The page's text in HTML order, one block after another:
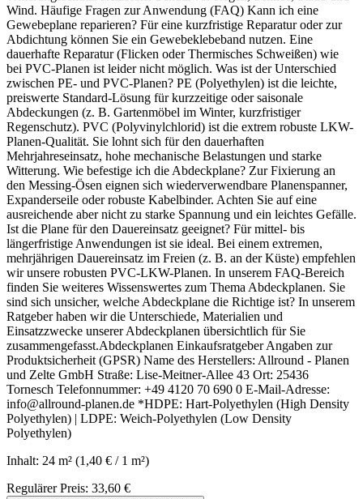
Wind. Häufige Fragen zur Anwendung (FAQ) Kann ich eine
Gewebeplane reparieren? Für eine kurzfristige Reparatur oder zur
Abdichtung können Sie ein Gewebeklebeband nutzen. Eine
dauerhafte Reparatur (Flicken oder Thermisches Schweißen) wie
bei PVC-Planen ist leider nicht möglich. Was ist der Unterschied
zwischen PE- und PVC-Planen? PE (Polyethylen) ist die leichte,
preiswerte Standard-Lösung für kurzzeitige oder saisonale
Abdeckungen (z. B. Gartenmöbel im Winter, kurzfristiger
Regenschutz). PVC (Polyvinylchlorid) ist die extrem robuste LKW-
Planen-Qualität. Sie lohnt sich für den dauerhaften
Mehrjahreseinsatz, hohe mechanische Belastungen und starke
Witterung. Wie befestige ich die Abdeckplane? Zur Fixierung an
den Messing-Ösen eignen sich wiederverwendbare Planenspanner,
Expanderseile oder robuste Kabelbinder. Achten Sie auf eine
ausreichende aber nicht zu starke Spannung und ein leichtes Gefälle.
Ist die Plane für den Dauereinsatz geeignet? Für mittel- bis
längerfristige Anwendungen ist sie ideal. Bei einem extremen,
mehrjährigen Dauereinsatz im Freien (z. B. an der Küste) empfehlen
wir unsere robusten PVC-LKW-Planen. In unserem FAQ-Bereich
finden Sie weiteres Wissenswertes zum Thema Abdeckplanen. Sie
sind sich unsicher, welche Abdeckplane die Richtige ist? In unserem
Ratgeber haben wir die Unterschiede, Materialien und
Einsatzzwecke unserer Abdeckplanen übersichtlich für Sie
zusammengefasst.Abdeckplanen Einkaufsratgeber Angaben zur
Produktsicherheit (GPSR) Name des Herstellers: Allround - Planen
und Zelte GmbH Straße: Lise-Meitner-Allee 43 Ort: 25436
Tornesch Telefonnummer: +49 4120 70 690 0 E-Mail-Adresse:
info@allround-planen.de *HDPE: Hart-Polyethylen (High Density
Polyethylen) | LDPE: Weich-Polyethylen (Low Density
Polyethylen)
Inhalt: 24 m² (1,40 € / 1 m²)
Regulärer Preis: 33,60 €